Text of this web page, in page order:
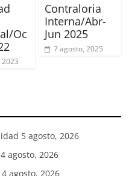
Oc
Contraloria
Interna/Abr-
Jun 2025
7 agosto, 2025
5 agosto, 2026
4 agosto, 2026
4 agosto, 2026